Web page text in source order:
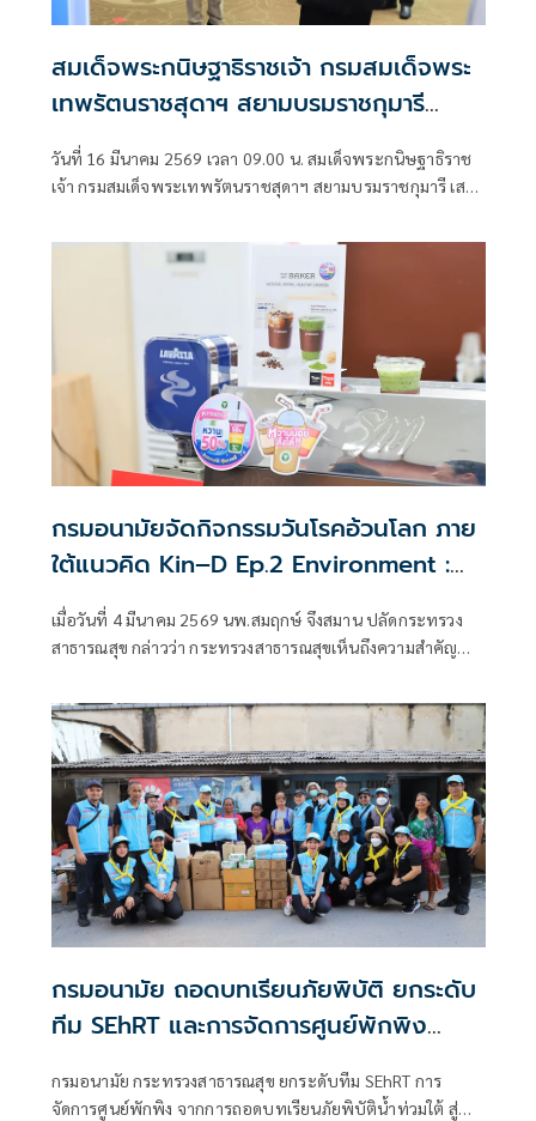
สมเด็จพระกนิษฐาธิราชเจ้า กรมสมเด็จพระ
เทพรัตนราชสุดาฯ สยามบรมราชกุมารี
เสด็จพระราชดำเนินมาทรงเปิดงานวิชาการ
ส่งเสริมสุขภาพและอนามัยสิ่งแวดล้อมแห่ง
ชาติ ครั้งที่ 18 พ.ศ. 2569
วันที่ 16 มีนาคม 2569 เวลา 09.00 น. สมเด็จพระกนิษฐาธิราช
เจ้า กรมสมเด็จพระเทพรัตนราชสุดาฯ สยามบรมราชกุมารี เสด็จ
อนามัยสิ่งแวดล้อมแห่งชาติ ครั้งที่ 18 พ.ศ. 2569 ณ โรงแรมมิรา
เคิล แกรนด์ คอนเวนชั่น กรุงเทพมหานคร โดยมี นายพัฒนา
พร้อมพัฒน์ รัฐมนตรีว่าการกระทรวงสาธารณสุข นายวรโชติ
กรมอนามัยจัดกิจกรรมวันโรคอ้วนโลก ภาย
ใต้แนวคิด Kin–D Ep.2 Environment :
กินดี ลดอ้วน
เมื่อวันที่ 4 มีนาคม 2569 นพ.สมฤกษ์ จึงสมาน ปลัดกระทรวง
สาธารณสุข กล่าวว่า กระทรวงสาธารณสุขเห็นถึงความสำคัญ
กรมอนามัย ถอดบทเรียนภัยพิบัติ ยกระดับ
ทีม SEhRT และการจัดการศูนย์พักพิง
ภาวะฉุกเฉิน
กรมอนามัย กระทรวงสาธารณสุข ยกระดับทีม SEhRT การ
จัดการศูนย์พักพิง จากการถอดบทเรียนภัยพิบัติน้ำท่วมใต้ สู่